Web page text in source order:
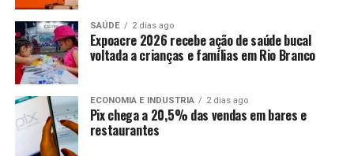
SAÚDE 2 dias ago
Expoacre 2026 recebe ação de saúde bucal
voltada a crianças e famílias em Rio Branco
ECONOMIA E INDUSTRIA 2 dias ago
Pix chega a 20,5% das vendas em bares e
restaurantes